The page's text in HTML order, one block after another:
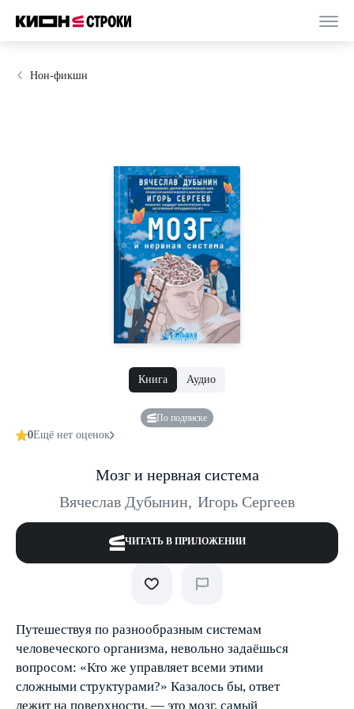
Нон-фикшн
Книга Аудио
По подписке
0Ещё нет оценок
Мозг и нервная система
Вячеслав Дубынин, Игорь Сергеев
ЧИТАТЬ В ПРИЛОЖЕНИИ
Путешествуя по разнообразным системам
человеческого организма, невольно задаёшься
вопросом: «Кто же управляет всеми этими
сложными структурами?» Казалось бы, ответ
лежит на поверхности, — это мозг, самый